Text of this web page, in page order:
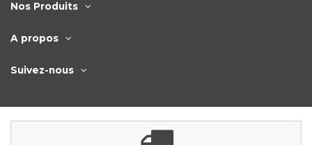
Nos Produits
A propos
Suivez-nous